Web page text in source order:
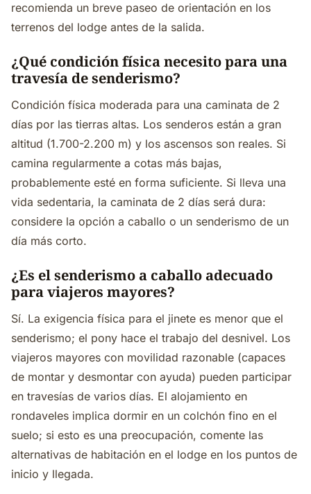
recomienda un breve paseo de orientación en los
terrenos del lodge antes de la salida.
¿Qué condición física necesito para una
travesía de senderismo?
Condición física moderada para una caminata de 2
días por las tierras altas. Los senderos están a gran
altitud (1.700-2.200 m) y los ascensos son reales. Si
camina regularmente a cotas más bajas,
probablemente esté en forma suficiente. Si lleva una
vida sedentaria, la caminata de 2 días será dura:
considere la opción a caballo o un senderismo de un
día más corto.
¿Es el senderismo a caballo adecuado
para viajeros mayores?
Sí. La exigencia física para el jinete es menor que el
senderismo; el pony hace el trabajo del desnivel. Los
viajeros mayores con movilidad razonable (capaces
de montar y desmontar con ayuda) pueden participar
en travesías de varios días. El alojamiento en
rondaveles implica dormir en un colchón fino en el
suelo; si esto es una preocupación, comente las
alternativas de habitación en el lodge en los puntos de
inicio y llegada.